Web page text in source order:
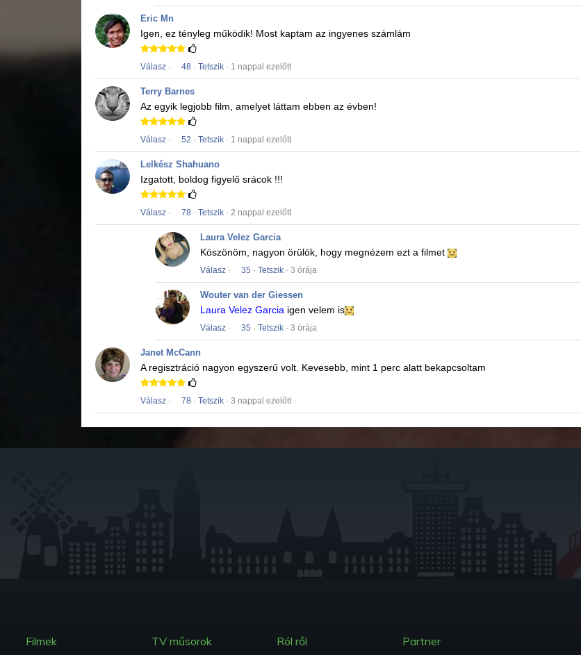
Eric Mn
Igen, ez tényleg működik! Most kaptam az ingyenes számlám
Válasz · 48 · Tetszik · 1 nappal ezelőtt
Terry Barnes
Az egyik legjobb film, amelyet láttam ebben az évben!
Válasz · 52 · Tetszik · 1 nappal ezelőtt
Lelkész Shahuano
Izgatott, boldog figyelő srácok !!!
Válasz · 78 · Tetszik · 2 nappal ezelőtt
Laura Velez Garcia
Köszönöm, nagyon örülök, hogy megnézem ezt a filmet
Válasz · 35 · Tetszik · 3 órája
Wouter van der Giessen
Laura Velez Garcia igen velem is
Válasz · 35 · Tetszik · 3 órája
Janet McCann
A regisztráció nagyon egyszerű volt. Kevesebb, mint 1 perc alatt bekapcsoltam
Válasz · 78 · Tetszik · 3 nappal ezelőtt
Filmek TV műsorok Ról ről Partner